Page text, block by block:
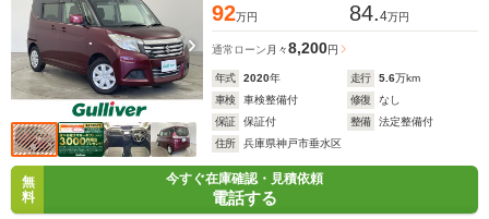
92万円 84.4万円
通常ローン 月々8,200円
年式 2020年 走行 5.6万km
車検
車検整備付 修復
なし
保証
保証付 整備
法定整備付
住所
兵庫県神戸市垂水区
無
料
今すぐ在庫確認・見積依頼
電話する